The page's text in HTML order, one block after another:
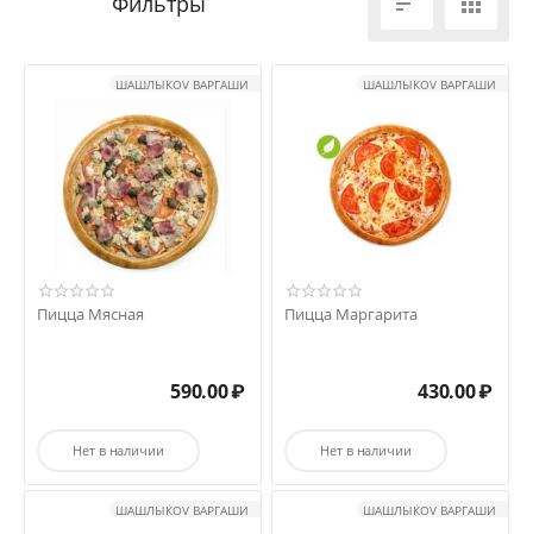
ШАШЛЫКOV ВАРГАШИ
Пицца Мясная
590.00₽
Нет в наличии
ШАШЛЫКOV ВАРГАШИ
Пицца Маргарита
430.00₽
Нет в наличии
ШАШЛЫКOV ВАРГАШИ ШАШЛЫКOV ВАРГАШИ